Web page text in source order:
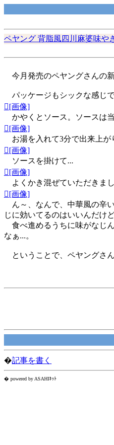
ペヤング 背脂風四川麻婆味や
今月発売のペヤングさんの新
パッケージもシックな感じ
[画像]
かやくとソース。ソースは
[画像]
お湯を入れて3分で出来上が
[画像]
ソースを掛けて...
[画像]
よくかき混ぜていただきまし
[画像]
ん～、なんで、中華風の辛
じに効いてるのはいいんだけ
食べ進めるうちに味がなじ
なぁ...。
ということで、ペヤングさ
�記事を書く
� powered by ASAHIﾈｯﾄ